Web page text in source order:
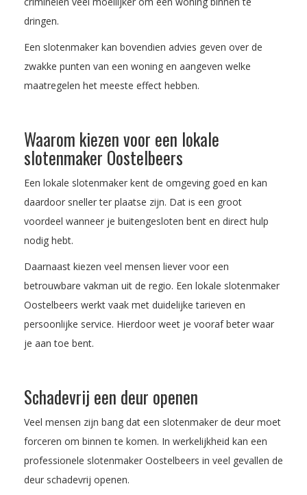
dringen.
Een slotenmaker kan bovendien advies geven over de
zwakke punten van een woning en aangeven welke
maatregelen het meeste effect hebben.
Waarom kiezen voor een lokale
slotenmaker Oostelbeers
Een lokale slotenmaker kent de omgeving goed en kan
daardoor sneller ter plaatse zijn. Dat is een groot
voordeel wanneer je buitengesloten bent en direct hulp
nodig hebt.
Daarnaast kiezen veel mensen liever voor een
betrouwbare vakman uit de regio. Een lokale slotenmaker
Oostelbeers werkt vaak met duidelijke tarieven en
persoonlijke service. Hierdoor weet je vooraf beter waar
je aan toe bent.
Schadevrij een deur openen
Veel mensen zijn bang dat een slotenmaker de deur moet
forceren om binnen te komen. In werkelijkheid kan een
professionele slotenmaker Oostelbeers in veel gevallen de
deur schadevrij openen.